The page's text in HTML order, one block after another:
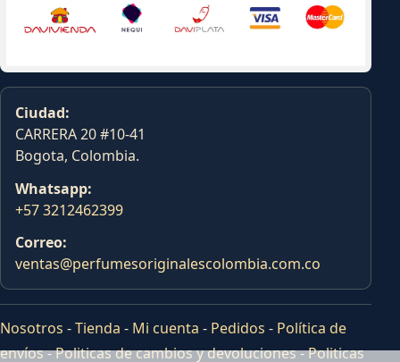
Ciudad:
CARRERA 20 #10-41
Bogota, Colombia.
Whatsapp:
+57 3212462399
Correo:
ventas@perfumesoriginalescolombia.com.co
Nosotros -Tienda - Mi cuenta - Pedidos - Política de
envíos-Politicas de cambios y devoluciones-Politicas